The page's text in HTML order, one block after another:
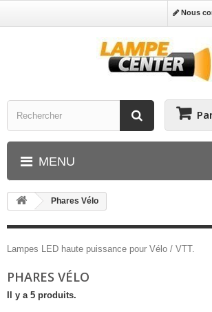
Nous
MENU
Phares Vélo
Lampes LED haute puissance pour Vélo / VTT.
PHARES VÉLO
Il y a 5 produits.